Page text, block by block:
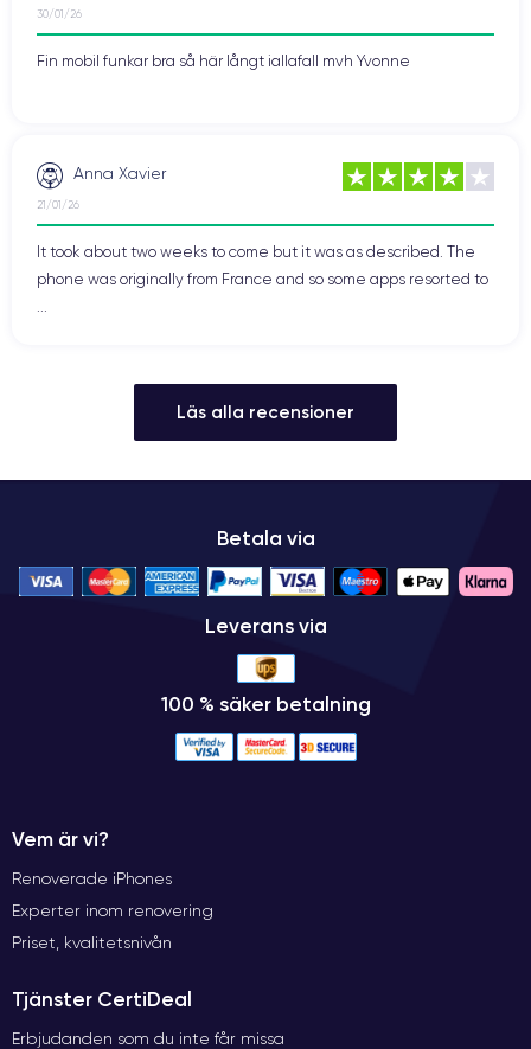
30/01/26
Fin mobil funkar bra så här långt iallafall mvh Yvonne
Anna Xavier
21/01/26
It took about two weeks to come but it was as described. The
phone was originally from France and so some apps resorted to
Läs alla recensioner
Betala via
Leverans via
100 % säker betalning
Vem är vi?
Renoverade iPhones
Experter inom renovering
Priset, kvalitetsnivån
Tjänster CertiDeal
Erbjudanden som du inte får missa